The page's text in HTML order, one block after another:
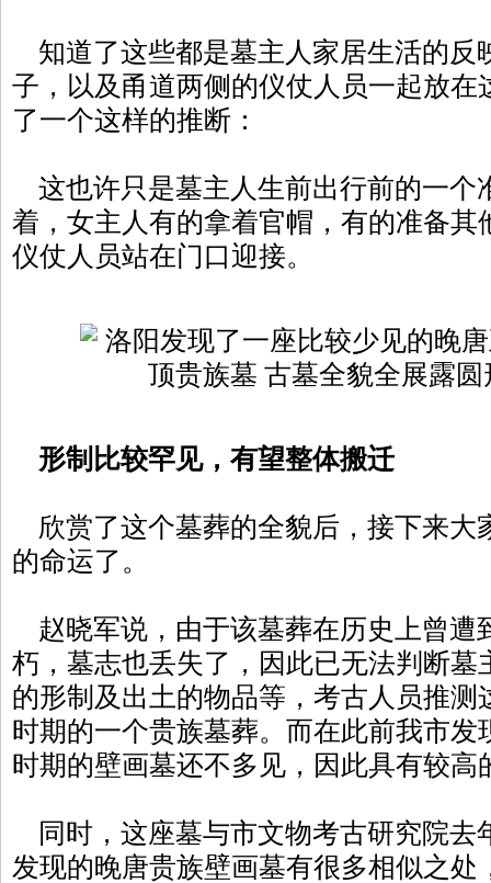
知道了这些都是墓主人家居生活的反
子，以及甬道两侧的仪仗人员一起放在
了一个这样的推断：
这也许只是墓主人生前出行前的一个
着，女主人有的拿着官帽，有的准备其
仪仗人员站在门口迎接。
形制比较罕见，有望整体搬迁
欣赏了这个墓葬的全貌后，接下来大
的命运了。
赵晓军说，由于该墓葬在历史上曾遭
朽，墓志也丢失了，因此已无法判断墓
的形制及出土的物品等，考古人员推测
时期的一个贵族墓葬。而在此前我市
时期的壁画墓还不多见，因此具有较高
同时，这座墓与市文物考古研究院去
发现的晚唐贵族壁画墓有很多相似之处